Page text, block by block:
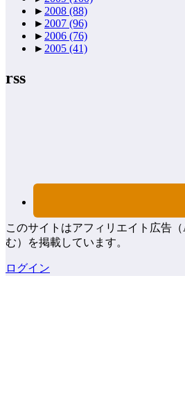
► 2008 (88)
► 2007 (96)
► 2006 (76)
► 2005 (41)
rss
このサイトはアフィリエイト広告
む）を掲載しています。
ログイン